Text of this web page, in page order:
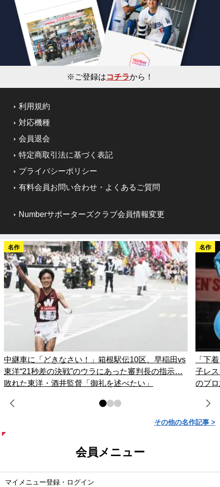
※ご登録はコチラから！
利用規約
対応機種
会員退会
特定商取引法に基づく表記
プライバシーポリシー
有料会員お問い合わせ・よくあるご質問
Numberサポーターズクラブ会員情報変更
名作
中継車に「どきなさい！」箱根駅伝10区、早稲田vs
東洋“21秒差の決戦”のウラにあった審判長の指示…
敗れた東洋・酒井監督「御礼を述べたい」
名作
「下
子レ
のプ
その他の名作記事 >
会員メニュー
マイメニュー登録・ログイン